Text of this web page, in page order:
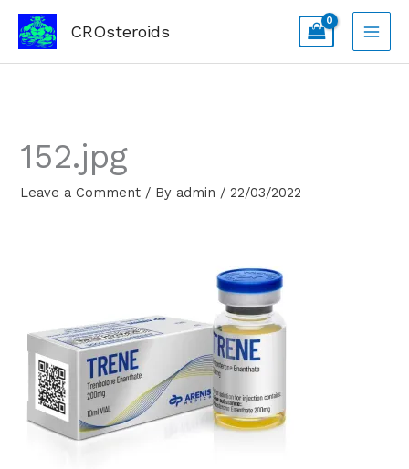
Skip
content
CROsteroids
152.jpg
Leave a Comment / By admin /22/03/2022